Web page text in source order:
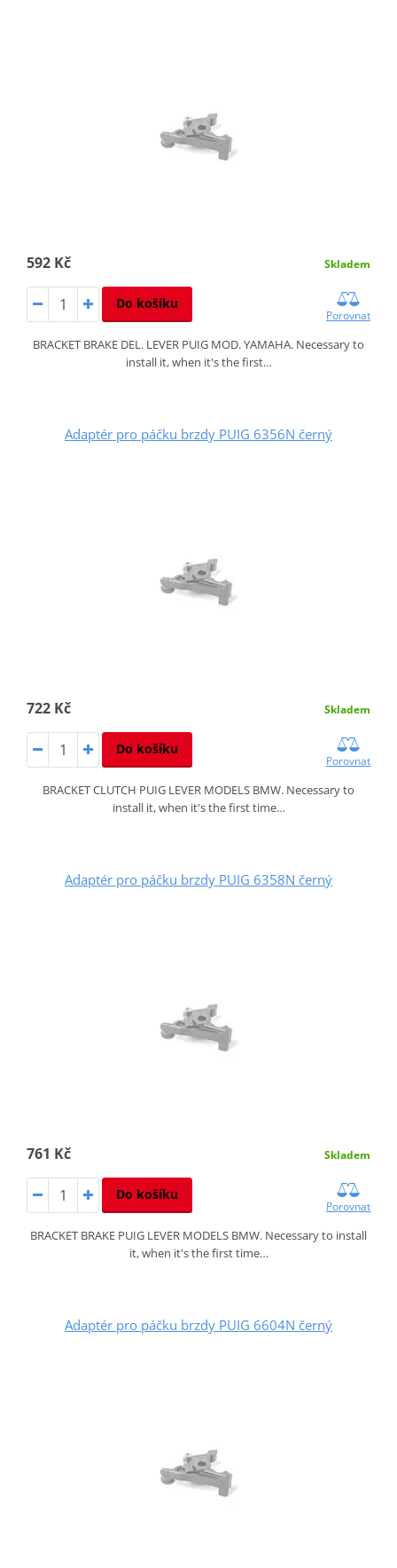
592 Kč Skladem
Do košíku
Porovnat
BRACKET BRAKE DEL. LEVER PUIG MOD. YAMAHA. Necessary to
install it, when it's the first…
Adaptér pro páčku brzdy PUIG 6356N černý
722 Kč Skladem
Do košíku
Porovnat
BRACKET CLUTCH PUIG LEVER MODELS BMW. Necessary to
install it, when it's the first time…
Adaptér pro páčku brzdy PUIG 6358N černý
761 Kč Skladem
Do košíku
Porovnat
BRACKET BRAKE PUIG LEVER MODELS BMW. Necessary to install
it, when it's the first time…
Adaptér pro páčku brzdy PUIG 6604N černý